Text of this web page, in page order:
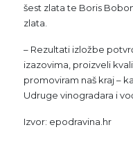
šest zlata te Boris
zlata.
– Rezultati izložbe
izazovima, proizveli
promoviram naš kraj –
Udruge vinogradara i
Izvor: epodravina.hr